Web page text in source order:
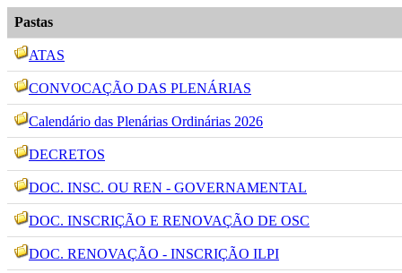
Pastas
ATAS
CONVOCAÇÃO DAS PLENÁRIAS
Calendário das Plenárias Ordinárias 2026
DECRETOS
DOC. INSC. OU REN - GOVERNAMENTAL
DOC. INSCRIÇÃO E RENOVAÇÃO DE OSC
DOC. RENOVAÇÃO - INSCRIÇÃO ILPI